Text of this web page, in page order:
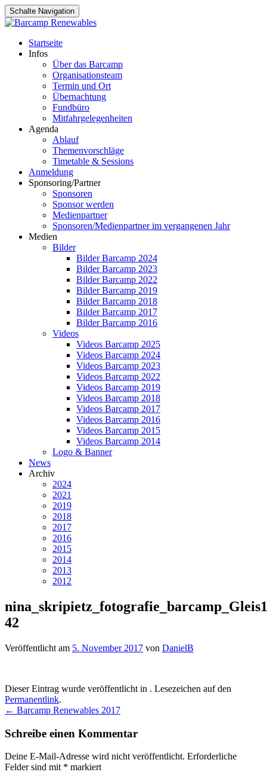
Schalte Navigation
Zum
Inhalt
Startseite
Infos
Über das Barcamp
Organisationsteam
Termin und Ort
Übernachtung
Fundbüro
Mitfahrgelegenheiten
Agenda
Ablauf
Themenvorschläge
Timetable & Sessions
Anmeldung
Sponsoring/Partner
Sponsoren
Sponsor werden
Medienpartner
Sponsoren/Medienpartner im vergangenen Jahr
Medien
Bilder
Bilder Barcamp 2024
Bilder Barcamp 2023
Bilder Barcamp 2022
Bilder Barcamp 2019
Bilder Barcamp 2018
Bilder Barcamp 2017
Bilder Barcamp 2016
Videos
Videos Barcamp 2025
Videos Barcamp 2024
Videos Barcamp 2023
Videos Barcamp 2022
Videos Barcamp 2019
Videos Barcamp 2018
Videos Barcamp 2017
Videos Barcamp 2016
Videos Barcamp 2015
Videos Barcamp 2014
Logo & Banner
News
Archiv
2024
2021
2019
2018
2017
2016
2015
2014
2013
2012
42
Veröffentlicht am 5. November 2017 von DanielB
Dieser Eintrag wurde veröffentlicht in . Lesezeichen auf den
Permanentlink.
Beitragsnavigation
← Barcamp Renewables 2017
Schreibe einen Kommentar
Deine E-Mail-Adresse wird nicht veröffentlicht. Erforderliche
Felder sind mit * markiert